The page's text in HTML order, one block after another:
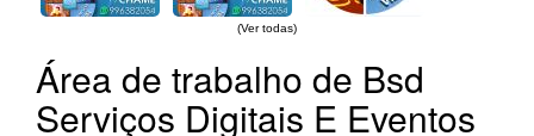
(Ver todas)
Área de trabalho de Bsd
Serviços Digitais E Eventos